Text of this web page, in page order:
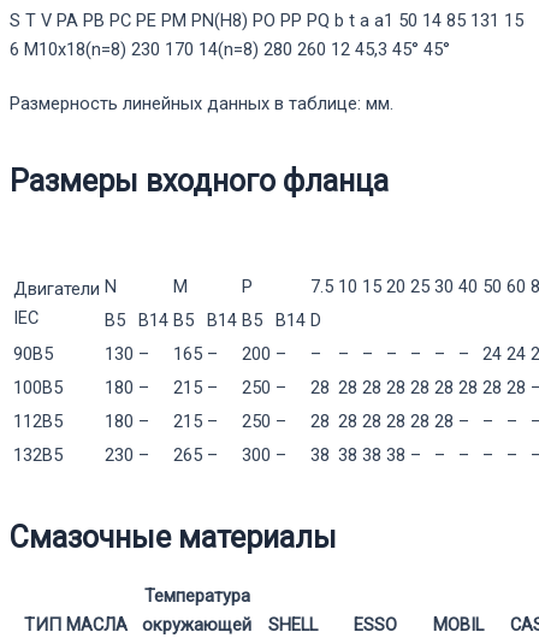
S T V PA PB PC PE PM PN(H8) PO PP PQ b t a a1 50 14 85 131 15
6 M10x18(n=8) 230 170 14(n=8) 280 260 12 45,3 45° 45°
Размерность линейных данных в таблице: мм.
Размеры входного фланца
Двигатели
IEC
N M P 7.5 10 15 20 25 30 40 50 60
B5
B14 B5 B14 B5 B14 D
90B5
130 – 165 – 200 – – – – – – – – 24 24
100B5
180 – 215 – 250 – 28 28 28 28 28 28 28 28 28
112B5
180 – 215 – 250 – 28 28 28 28 28 28 – – –
132B5
230 – 265 – 300 – 38 38 38 38 – – – – –
Смазочные материалы
ТИП МАСЛА
Температура
окружающей
SHELL ESSO MOBIL